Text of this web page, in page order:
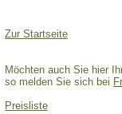
Zur Startseite
Möchten auch Sie hier
so melden Sie sich bei
Preisliste